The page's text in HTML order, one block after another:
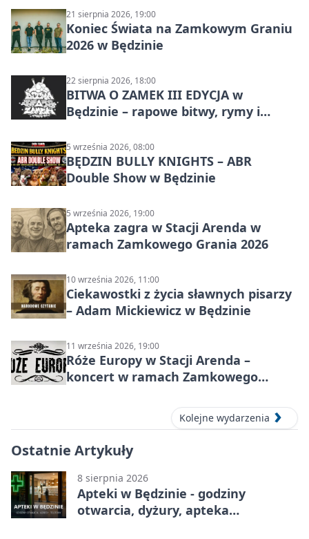
21 sierpnia 2026, 19:00
Koniec Świata na Zamkowym Graniu
2026 w Będzinie
22 sierpnia 2026, 18:00
BITWA O ZAMEK III EDYCJA w
Będzinie – rapowe bitwy, rymy i
5 września 2026, 08:00
BĘDZIN BULLY KNIGHTS – ABR
Double Show w Będzinie
5 września 2026, 19:00
Apteka zagra w Stacji Arenda w
ramach Zamkowego Grania 2026
10 września 2026, 11:00
Ciekawostki z życia sławnych pisarzy
– Adam Mickiewicz w Będzinie
11 września 2026, 19:00
Róże Europy w Stacji Arenda –
koncert w ramach Zamkowego
Kolejne wydarzenia
Ostatnie Artykuły
8 sierpnia 2026
Apteki w Będzinie - godziny
otwarcia, dyżury, apteka